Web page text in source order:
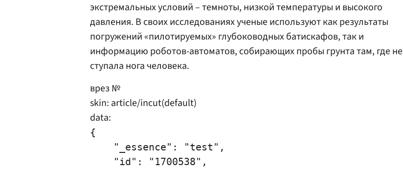
экстремальных условий – темноты, низкой температуры и высокого
давления. В своих исследованиях ученые используют как результаты
погружений «пилотируемых» глубоководных батискафов, так и
информацию роботов-автоматов, собирающих пробы грунта там, где не
ступала нога человека.
врез №
skin: article/incut(default)
data:
{
    "_essence": "test",
    "id": "1700538",